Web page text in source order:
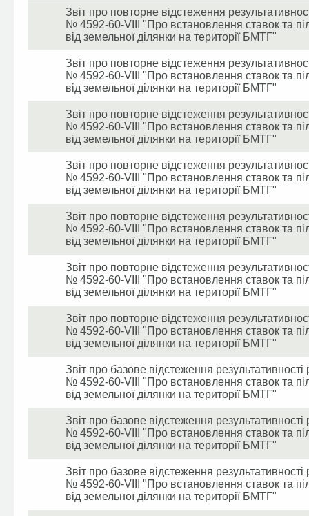
Звіт про повторне відстеження
№ 4592-60-VIII "Про встановлення ставок та
від земельної ділянки на території БМТГ"
Звіт про повторне відстеження
№ 4592-60-VIII "Про встановлення ставок та
від земельної ділянки на території БМТГ"
Звіт про повторне відстеження
№ 4592-60-VIII "Про встановлення ставок та
від земельної ділянки на території БМТГ"
Звіт про повторне відстеження
№ 4592-60-VIII "Про встановлення ставок та
від земельної ділянки на території БМТГ"
Звіт про повторне відстеження
№ 4592-60-VIII "Про встановлення ставок та
від земельної ділянки на території БМТГ"
Звіт про повторне відстеження
№ 4592-60-VIII "Про встановлення ставок та
від земельної ділянки на території БМТГ"
Звіт про повторне відстеження
№ 4592-60-VIII "Про встановлення ставок та
від земельної ділянки на території БМТГ"
Звіт про базове відстеження
№ 4592-60-VIII "Про встановлення ставок та
від земельної ділянки на території БМТГ"
Звіт про базове відстеження
№ 4592-60-VIII "Про встановлення ставок та
від земельної ділянки на території БМТГ"
Звіт про базове відстеження
№ 4592-60-VIII "Про встановлення ставок та
від земельної ділянки на території БМТГ"